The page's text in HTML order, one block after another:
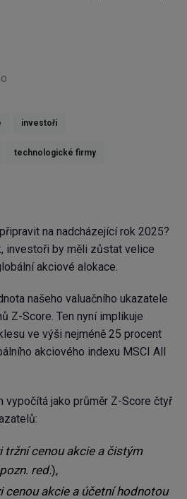
investoři
technologické firmy
na nadcházející rok 2025?
investoři by měli zůstat velice
akciové alokace.
našeho valuačního ukazatele
Z-Score. Ten nyní implikuje
ve výši nejméně 25 procent
akciového indexu MSCI All
vypočítá jako průměr Z-Score čtyř
tržní cenou akcie a čistým
red.),
cenou akcie a účetní hodnotou